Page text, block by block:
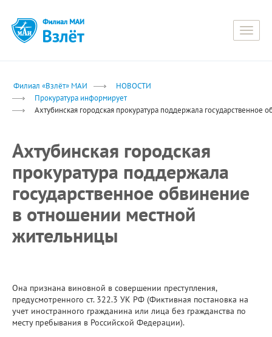
Toggle
Филиал «Взлёт» МАИ
НОВОСТИ
Прокуратура информирует
Ахтубинская городская прокуратура поддержала
Ахтубинская городская
прокуратура поддержала
государственное обвинение
в отношении местной
жительницы
Она признана виновной в совершении преступления,
предусмотренного ст. 322.3 УК РФ (Фиктивная постановка на
учет иностранного гражданина или лица без гражданства по
месту пребывания в Российской Федерации).